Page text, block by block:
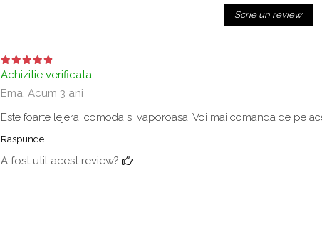
Scrie un review
Achizitie verificata
Ema, Acum 3 ani
Este foarte lejera, comoda si vaporoasa! Voi mai comanda de pe
Raspunde
A fost util acest review?